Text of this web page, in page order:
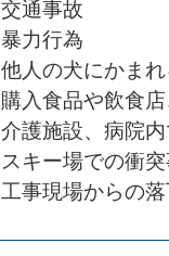
交通事故
暴力行為
他人の犬にかまれ
購入食品や飲食
介護施設、病院
スキー場での衝
工事現場からの